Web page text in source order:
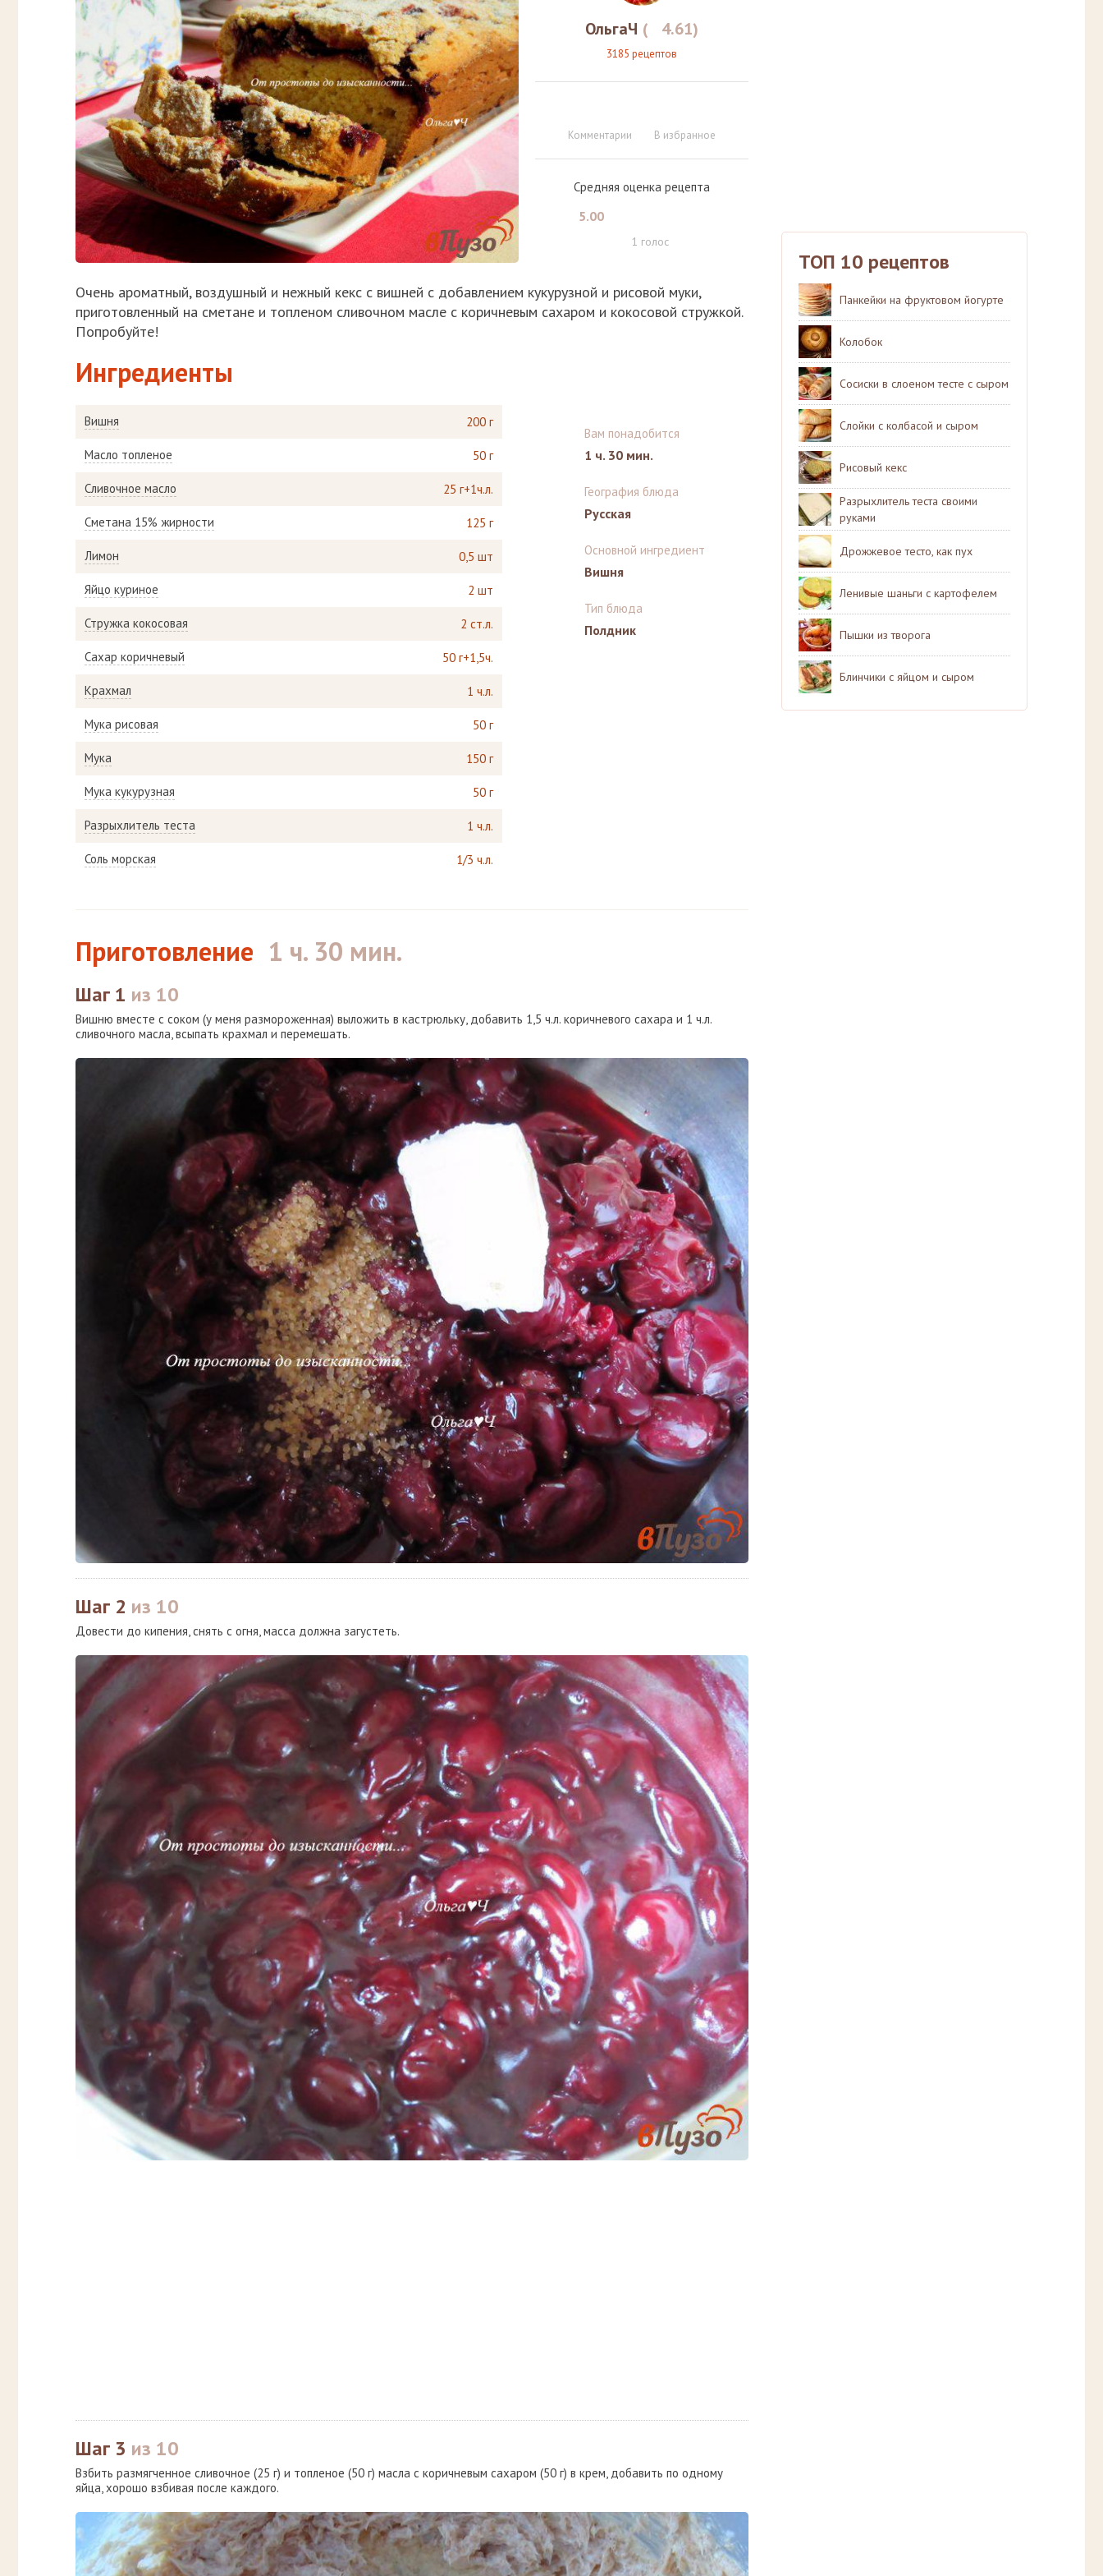
ОльгаЧ ( 4.61)
3185 рецептов
Комментарии В избранное
Средняя оценка рецепта
5.00
1 голос
Очень ароматный, воздушный и нежный кекс с вишней с добавлением кукурузной и рисовой муки,
приготовленный на сметане и топленом сливочном масле с коричневым сахаром и кокосовой стружкой.
Попробуйте!
Ингредиенты
Вишня 200 г
Масло топленое 50 г
Сливочное масло 25 г+1ч.л.
Сметана 15% жирности 125 г
Лимон 0,5 шт
Яйцо куриное 2 шт
Стружка кокосовая 2 ст.л.
Сахар коричневый 50 г+1,5ч.
Крахмал 1 ч.л.
Мука рисовая 50 г
Мука 150 г
Мука кукурузная 50 г
Разрыхлитель теста 1 ч.л.
Соль морская 1/3 ч.л.
Вам понадобится
1 ч. 30 мин.
География блюда
Русская
Основной ингредиент
Вишня
Тип блюда
Полдник
Приготовление 1 ч. 30 мин.
Шаг 1 из 10
Вишню вместе с соком (у меня размороженная) выложить в кастрюльку, добавить 1,5 ч.л. коричневого сахара и 1 ч.л.
сливочного масла, всыпать крахмал и перемешать.
Шаг 2 из 10
Довести до кипения, снять с огня, масса должна загустеть.
Шаг 3 из 10
Взбить размягченное сливочное (25 г) и топленое (50 г) масла с коричневым сахаром (50 г) в крем, добавить по одному
яйца, хорошо взбивая после каждого.
ТОП 10 рецептов
Панкейки на фруктовом йогурте
Колобок
Сосиски в слоеном тесте с сыром
Слойки с колбасой и сыром
Рисовый кекс
Разрыхлитель теста своими
руками
Дрожжевое тесто, как пух
Ленивые шаньги с картофелем
Пышки из творога
Блинчики с яйцом и сыром